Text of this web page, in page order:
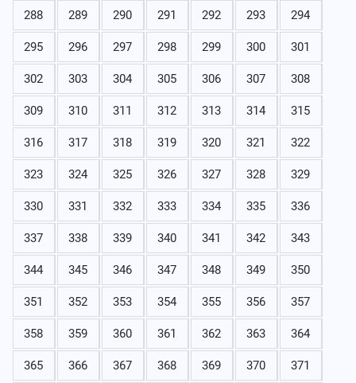
288 289 290 291 292 293 294
295 296 297 298 299 300 301
302 303 304 305 306 307 308
309 310 311 312 313 314 315
316 317 318 319 320 321 322
323 324 325 326 327 328 329
330 331 332 333 334 335 336
337 338 339 340 341 342 343
344 345 346 347 348 349 350
351 352 353 354 355 356 357
358 359 360 361 362 363 364
365 366 367 368 369 370 371